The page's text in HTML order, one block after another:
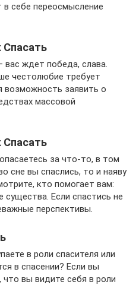
в себе переосмысление
Спасать
вас ждет победа, слава.
честолюбие требует
возможность заявить о
массовой
Спасать
за что-то, в том
сне вы спаслись, то и наяву
кто помогает вам:
Если спастись не
перспективы.
в роли спасителя или
в спасении? Если вы
что вы видите себя в роли